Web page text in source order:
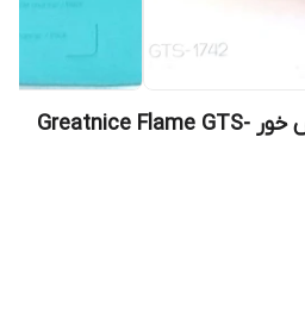
اسپیکر بلوتوثی رم و فلش خور Greatnice Flame GTS-